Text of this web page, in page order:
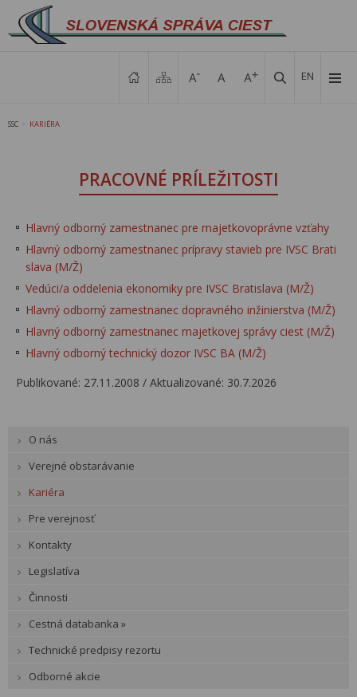
EN
SSC KARIÉRA
PRACOVNÉ PRÍLEŽITOSTI
Hlavný odborný zamestnanec pre majetkovoprávne vzťahy
Hlavný odborný zamestnanec prípravy stavieb pre IVSC Brati
slava (M/Ž)
Vedúci/a oddelenia ekonomiky pre IVSC Bratislava (M/Ž)
Hlavný odborný zamestnanec dopravného inžinierstva (M/Ž)
Hlavný odborný zamestnanec majetkovej správy ciest (M/Ž)
Hlavný odborný technický dozor IVSC BA (M/Ž)
Publikované: 27.11.2008 / Aktualizované: 30.7.2026
O nás
Verejné obstarávanie
Kariéra
Pre verejnosť
Kontakty
Legislatíva
Činnosti
Cestná databanka »
Technické predpisy rezortu
Odborné akcie